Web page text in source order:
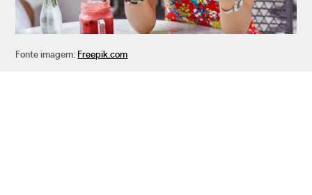
Fonte imagem: Freepik.com